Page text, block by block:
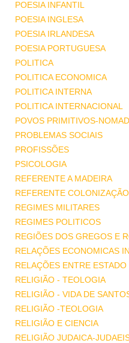
POESIA INFANTIL
POESIA INGLESA
POESIA IRLANDESA
POESIA PORTUGUESA
POLITICA
POLITICA ECONOMICA
POLITICA INTERNA
POLITICA INTERNACIONAL
POVOS PRIMITIVOS-
PROBLEMAS SOCIAIS
PROFISSÕES
PSICOLOGIA
REFERENTE A MADEIRA
REFERENTE
REGIMES MILITARES
REGIMES POLITICOS
REGIÕES DOS GREGOS E
RELAÇÕES ECONOMICAS
RELAÇÕES ENTRE
RELIGIÃO - TEOLOGIA
RELIGIÃO - VIDA DE
RELIGIÃO -TEOLOGIA
RELIGIÃO E CIENCIA
RELIGIÃO JUDAICA-